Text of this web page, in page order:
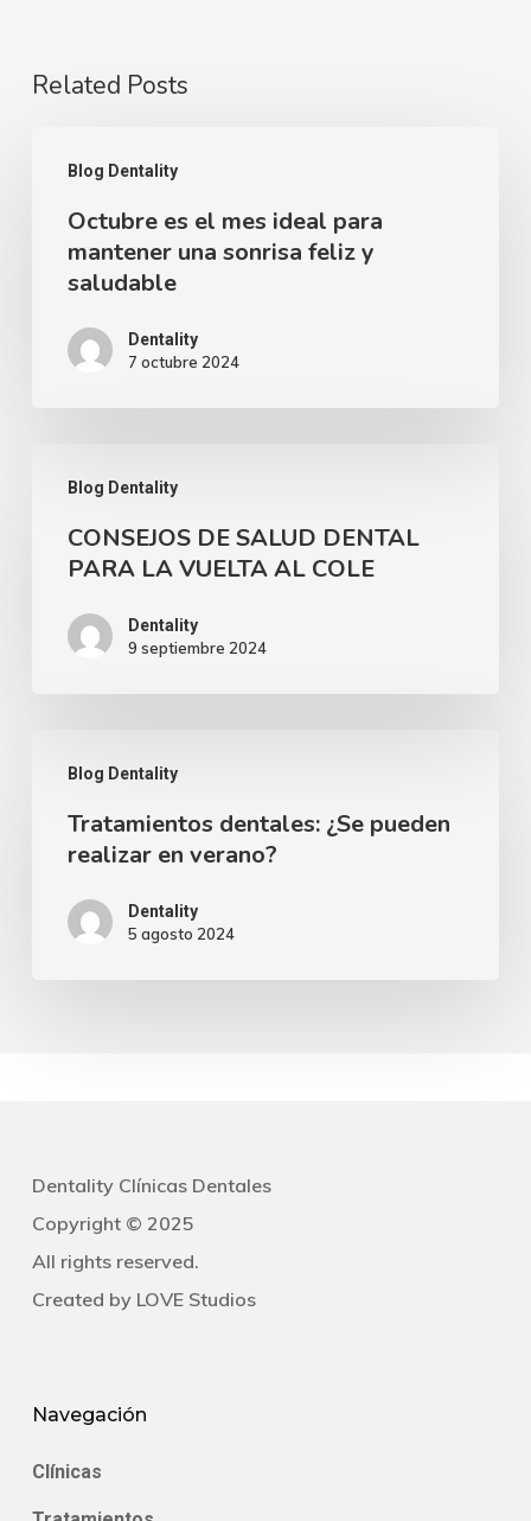
Related Posts
Blog Dentality
ideal
para
mantener
saludable
Octubre es el mes ideal para
mantener una sonrisa feliz y
saludable
Dentality
7 octubre 2024
Blog Dentality
SALUD
DENTAL
PARA
VUELTA
COLE
CONSEJOS DE SALUD DENTAL
PARA LA VUELTA AL COLE
Dentality
9 septiembre 2024
Blog Dentality
dentales:
pueden
realizar
Tratamientos dentales: ¿Se pueden
realizar en verano?
Dentality
5 agosto 2024
Dentality Clínicas Dentales
Copyright © 2025
All rights reserved.
Created by LOVE Studios
Navegación
Clínicas